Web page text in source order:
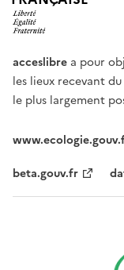
acceslibre a pour
les lieux recevant
le plus largement
beta.gouv.fr